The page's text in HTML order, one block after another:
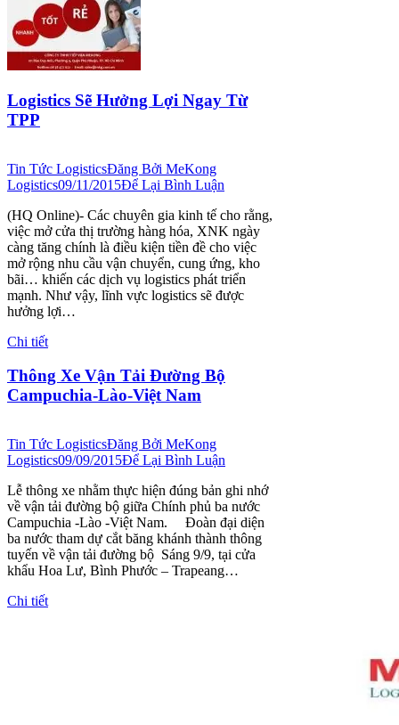
Logistics Sẽ Hưởng Lợi Ngay Từ
TPP
Tin Tức LogisticsĐăng Bởi MeKong
Logistics09/11/2015Để Lại Bình Luận
(HQ Online)- Các chuyên gia kinh tế cho rằng,
việc mở cửa thị trường hàng hóa, XNK ngày
càng tăng chính là điều kiện tiền đề cho việc
mở rộng nhu cầu vận chuyển, cung ứng, kho
bãi… khiến các dịch vụ logistics phát triển
mạnh. Như vậy, lĩnh vực logistics sẽ được
hưởng lợi…
Chi tiết
Thông Xe Vận Tải Đường Bộ
Campuchia-Lào-Việt Nam
Tin Tức LogisticsĐăng Bởi MeKong
Logistics09/09/2015Để Lại Bình Luận
Lễ thông xe nhằm thực hiện đúng bản ghi nhớ
về vận tải đường bộ giữa Chính phủ ba nước
Campuchia -Lào -Việt Nam. Đoàn đại diện
ba nước tham dự cắt băng khánh thành thông
tuyến về vận tải đường bộ Sáng 9/9, tại cửa
khẩu Hoa Lư, Bình Phước – Trapeang…
Chi tiết